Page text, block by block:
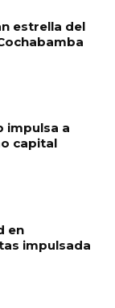
estrella del
impulsa a
capital
en
impulsada